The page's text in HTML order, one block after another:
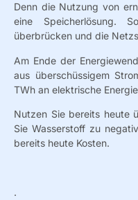
Denn die Nutzung von
eine Speicherlösung.
überbrücken und die
Am Ende der
aus überschüssigem
TWh an elektrische
Nutzen Sie bereits heute
Sie Wasserstoff zu
bereits heute Kosten.
.